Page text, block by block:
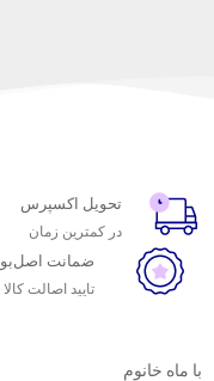
تحویل اکسپرس
در کمترین زمان
ضمانت
تایید اصالت کالا
با ماه خانوم